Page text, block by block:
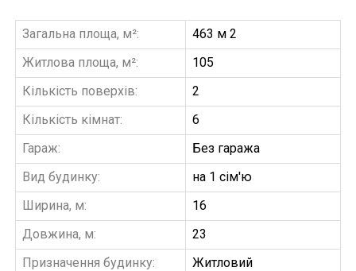
Загальна площа, м²:
463 м 2
Житлова площа, м²:
105
Кількість поверхів:
2
Кількість кімнат:
6
Гараж:
Без гаража
Вид будинку:
на 1 сім'ю
Ширина, м:
16
Довжина, м:
23
Призначення будинку:
Житловий